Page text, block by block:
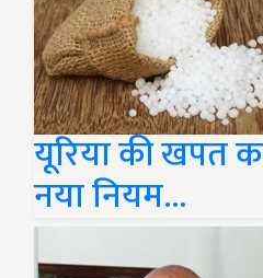
यूरिया की खपत
नया नियम...